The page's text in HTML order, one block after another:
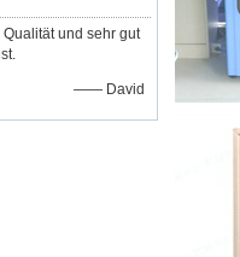
Qualität und sehr gut
—— David